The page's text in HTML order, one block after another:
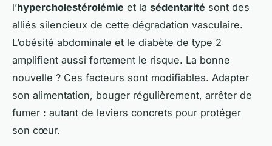
l’hypercholestérolémie et la sédentarité sont des
alliés silencieux de cette dégradation vasculaire.
L’obésité abdominale et le diabète de type 2
amplifient aussi fortement le risque. La bonne
nouvelle ? Ces facteurs sont modifiables. Adapter
son alimentation, bouger régulièrement, arrêter de
fumer : autant de leviers concrets pour protéger
son cœur.